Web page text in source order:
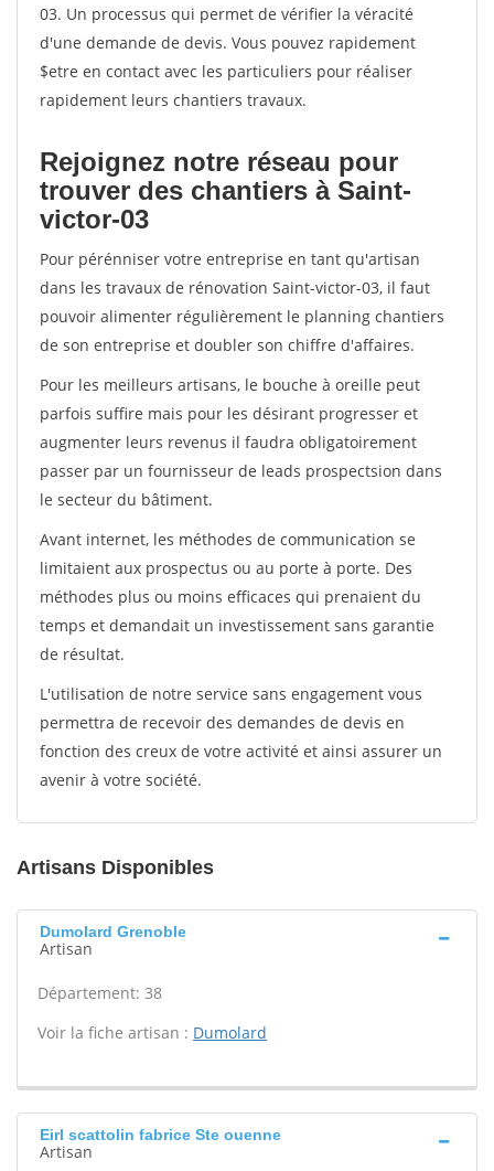
03. Un processus qui permet de vérifier la véracité
d'une demande de devis. Vous pouvez rapidement
$etre en contact avec les particuliers pour réaliser
rapidement leurs chantiers travaux.
Rejoignez notre réseau pour
trouver des chantiers à Saint-
victor-03
Pour pérénniser votre entreprise en tant qu'artisan
dans les travaux de rénovation Saint-victor-03, il faut
pouvoir alimenter régulièrement le planning chantiers
de son entreprise et doubler son chiffre d'affaires.
Pour les meilleurs artisans, le bouche à oreille peut
parfois suffire mais pour les désirant progresser et
augmenter leurs revenus il faudra obligatoirement
passer par un fournisseur de leads prospectsion dans
le secteur du bâtiment.
Avant internet, les méthodes de communication se
limitaient aux prospectus ou au porte à porte. Des
méthodes plus ou moins efficaces qui prenaient du
temps et demandait un investissement sans garantie
de résultat.
L'utilisation de notre service sans engagement vous
permettra de recevoir des demandes de devis en
fonction des creux de votre activité et ainsi assurer un
avenir à votre société.
Artisans Disponibles
Dumolard Grenoble
Artisan
Département: 38
Voir la fiche artisan : Dumolard
Eirl scattolin fabrice Ste ouenne
Artisan